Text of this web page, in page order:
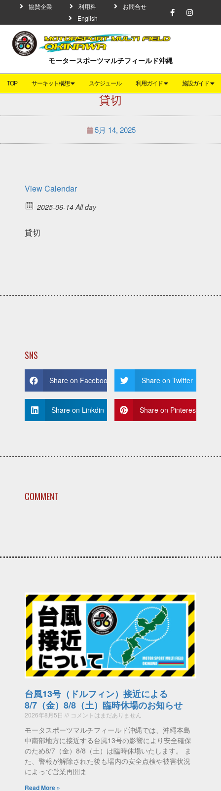
協賛企業 利用料
お問合せ
English
モータースポーツマルチフィールド沖縄
TOP サーキット構想 スケジュール 利用ガイド 施設ガイド
貸切
5月 14, 2025
View Calendar
2025-06-14 All day
貸切
SNS
Share on Facebook Share on Twitter
Share on Linkdin Share on Pinterest
COMMENT
台風13号（ドルフィン）接近による
8/7（金）8/8（土）臨時休場のお知らせ
2026年8月5日 コメントはまだありません
モータスポーツマルチフィールド沖縄では、沖縄本島
中南部地方に接近する台風13号の影響により安全確保
のため8/7（金）8/8（土）は臨時休場いたします。 ま
た、警報が解除された後も場内の安全点検や被害状況
によって営業再開ま
Read More »